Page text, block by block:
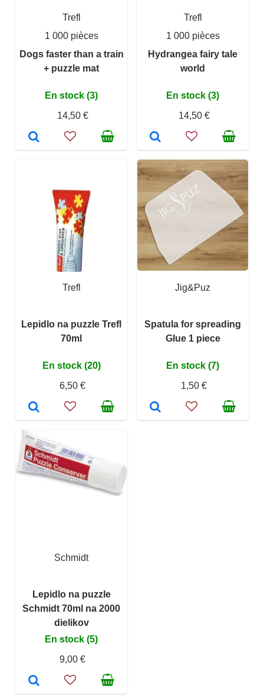
Trefl
1 000 pièces
Dogs faster than a train
+ puzzle mat
En stock (3)
14,50 €
Trefl
1 000 pièces
Hydrangea fairy tale
world
En stock (3)
14,50 €
Trefl
Lepidlo na puzzle Trefl
70ml
En stock (20)
6,50 €
Jig&Puz
Spatula for spreading
Glue 1 piece
En stock (7)
1,50 €
Schmidt
Lepidlo na puzzle
Schmidt 70ml na 2000
dielikov
En stock (5)
9,00 €